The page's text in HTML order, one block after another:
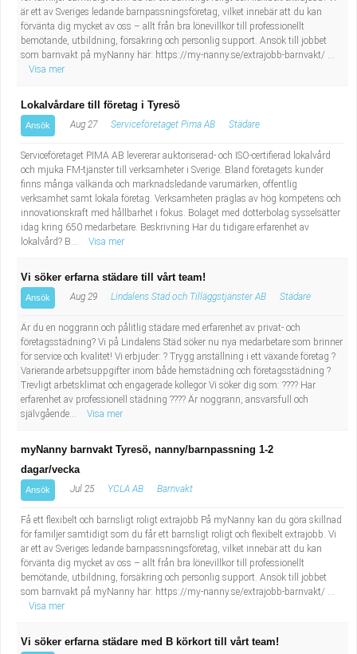
är ett av Sveriges ledande barnpassningsföretag, vilket innebär att du kan
förvänta dig mycket av oss – allt från bra lönevillkor till professionellt
bemötande, utbildning, försäkring och personlig support. Ansök till jobbet
som barnvakt på myNanny här: https://my-nanny.se/extrajobb-barnvakt/ ...
Visa mer
Lokalvårdare till företag i Tyresö
Ansök Aug 27 Serviceföretaget Pima AB Städare
Serviceföretaget PIMA AB levererar auktoriserad- och ISO-certifierad lokalvård
och mjuka FM-tjänster till verksamheter i Sverige. Bland företagets kunder
finns många välkända och marknadsledande varumärken, offentlig
verksamhet samt lokala företag. Verksamheten präglas av hög kompetens och
innovationskraft med hållbarhet i fokus. Bolaget med dotterbolag sysselsätter
idag kring 650 medarbetare. Beskrivning Har du tidigare erfarenhet av
lokalvård? B...
Visa mer
Vi söker erfarna städare till vårt team!
Ansök Aug 29 Lindalens Städ och Tilläggstjänster AB Städare
Är du en noggrann och pålitlig städare med erfarenhet av privat- och
företagsstädning? Vi på Lindalens Städ söker nu nya medarbetare som brinner
för service och kvalitet! Vi erbjuder: ? Trygg anställning i ett växande företag ?
Varierande arbetsuppgifter inom både hemstädning och företagsstädning ?
Trevligt arbetsklimat och engagerade kollegor Vi söker dig som: ???? Har
erfarenhet av professionell städning ???? Är noggrann, ansvarsfull och
självgående...
Visa mer
myNanny barnvakt Tyresö, nanny/barnpassning 1-2
dagar/vecka
Ansök Jul 25 YCLA AB Barnvakt
Få ett flexibelt och barnsligt roligt extrajobb På myNanny kan du göra skillnad
för familjer samtidigt som du får ett barnsligt roligt och flexibelt extrajobb. Vi
är ett av Sveriges ledande barnpassningsföretag, vilket innebär att du kan
förvänta dig mycket av oss – allt från bra lönevillkor till professionellt
bemötande, utbildning, försäkring och personlig support. Ansök till jobbet
som barnvakt på myNanny här: https://my-nanny.se/extrajobb-barnvakt/ ...
Visa mer
Vi söker erfarna städare med B körkort till vårt team!